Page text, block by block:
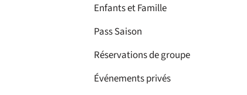
Enfants et Famille
Pass Saison
Réservations de groupe
Événements privés